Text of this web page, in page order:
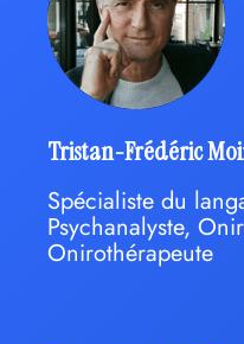
Tristan-Frédéric
Spécialiste du
Psychanalyste,
Onirothérapeute